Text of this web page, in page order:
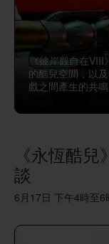
《彼岸觀自在VIII
的酷兒空間，以
戲之間產生的共鳴
《永恆酷
談
6月17日 下午4時至6